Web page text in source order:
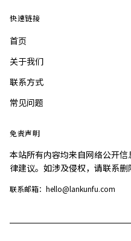
快速链接
首页
关于我们
联系方式
常见问题
免责声明
本站所有内容均来自网络公开
律建议。如涉及侵权，请联系删
联系邮箱：hello@lankunfu.com